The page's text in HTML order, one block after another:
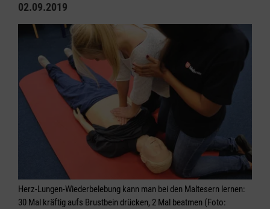
02.09.2019
Herz-Lungen-Wiederbelebung kann man bei den Maltesern lernen:
30 Mal kräftig aufs Brustbein drücken, 2 Mal beatmen (Foto: